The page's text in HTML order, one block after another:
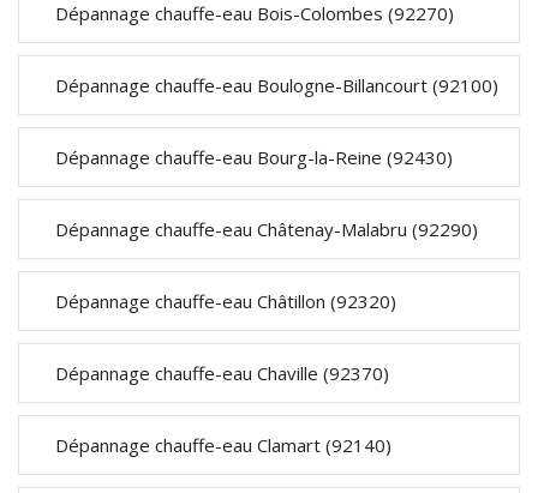
Dépannage chauffe-eau Bois-Colombes (92270)
Dépannage chauffe-eau Boulogne-Billancourt (92100)
Dépannage chauffe-eau Bourg-la-Reine (92430)
Dépannage chauffe-eau Châtenay-Malabru (92290)
Dépannage chauffe-eau Châtillon (92320)
Dépannage chauffe-eau Chaville (92370)
Dépannage chauffe-eau Clamart (92140)